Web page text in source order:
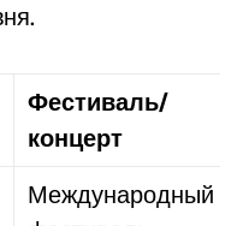
Фестиваль/
концерт
Международный